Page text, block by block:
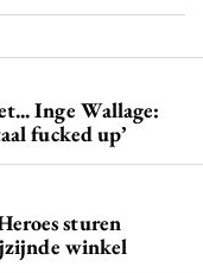
Inge Wallage:
fucked up’
sturen
winkel